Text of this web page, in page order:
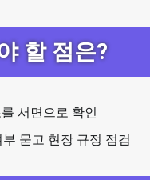
할 점은?
서면으로 확인
묻고 현장 규정 점검